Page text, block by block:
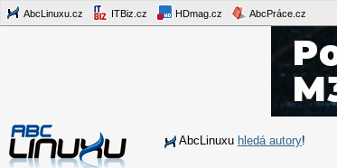
AbcLinuxu.cz ITBiz.cz HDmag.cz AbcPráce.cz
AbcLinuxu hledá autory!